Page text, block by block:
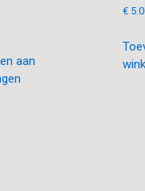
aan
€